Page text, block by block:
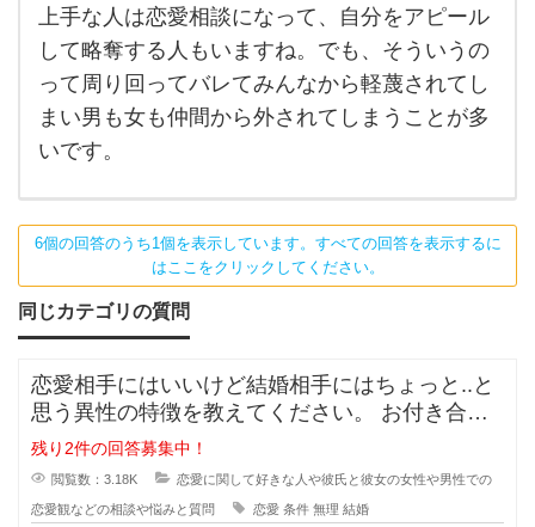
は好
き
るこ
とが
多い
す。
それ
でも
諦め
られ
上手な人は恋愛相談になって、自分をアピール
して略奪する人もいますね。でも、そういうの
って周り回ってバレてみんなから軽蔑されてし
まい男も女も仲間から外されてしまうことが多
いです。
6個の回答のうち1個を表示しています。すべての回答を表示するに
はここをクリックしてください。
同じカテゴリの質問
恋愛相手にはいいけど結婚相手にはちょっと..と
思う異性の特徴を教えてください。 お付き合い
をしている間に相手のいい
残り2件の回答募集中！
閲覧数：3.18K 恋愛に関して好きな人や彼氏と彼女の女性や男性での
恋愛観などの相談や悩みと質問 恋愛 条件 無理 結婚